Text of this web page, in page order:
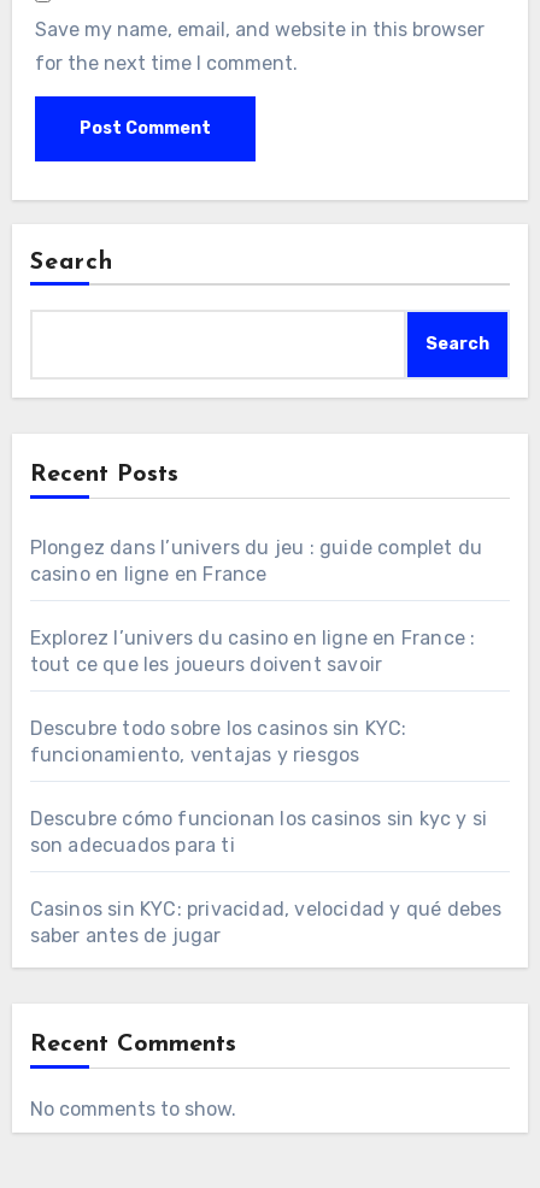
Save my name, email, and website in this browser
for the next time I comment.
Search
Search
Recent Posts
Plongez dans l’univers du jeu : guide complet du
casino en ligne en France
Explorez l’univers du casino en ligne en France :
tout ce que les joueurs doivent savoir
Descubre todo sobre los casinos sin KYC:
funcionamiento, ventajas y riesgos
Descubre cómo funcionan los casinos sin kyc y si
son adecuados para ti
Casinos sin KYC: privacidad, velocidad y qué debes
saber antes de jugar
Recent Comments
No comments to show.